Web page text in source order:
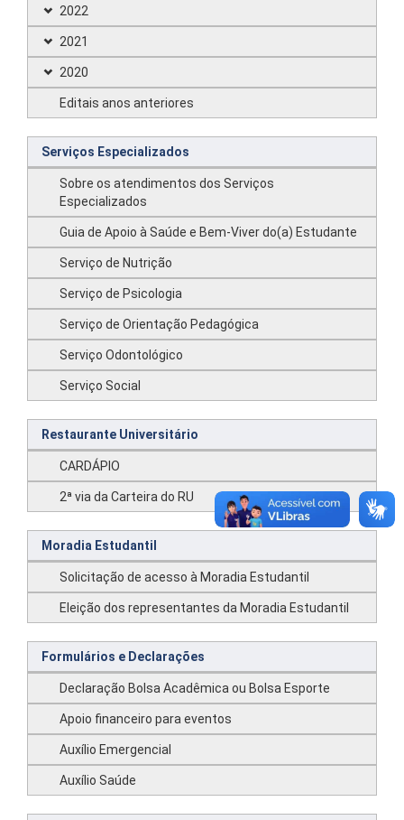
2022
2021
2020
Editais anos anteriores
Serviços Especializados
Sobre os atendimentos dos Serviços
Especializados
Guia de Apoio à Saúde e Bem-Viver do(a) Estudante
Serviço de Nutrição
Serviço de Psicologia
Serviço de Orientação Pedagógica
Serviço Odontológico
Serviço Social
Restaurante Universitário
CARDÁPIO
2ª via da Carteira do RU
Moradia Estudantil
Solicitação de acesso à Moradia Estudantil
Eleição dos representantes da Moradia Estudantil
Formulários e Declarações
Declaração Bolsa Acadêmica ou Bolsa Esporte
Apoio financeiro para eventos
Auxílio Emergencial
Auxílio Saúde